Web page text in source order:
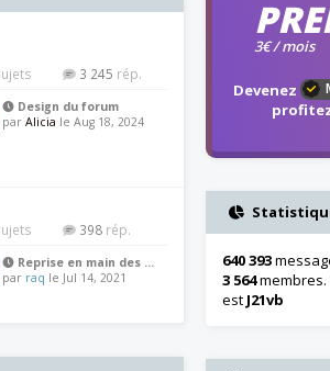
3 245
Design du forum
parAlicia le Aug 18, 2024
398
Reprise en main des …
par raq le Jul 14, 2021
3€ / mois
Devenez
640 393
3 564membres.
est J21vb